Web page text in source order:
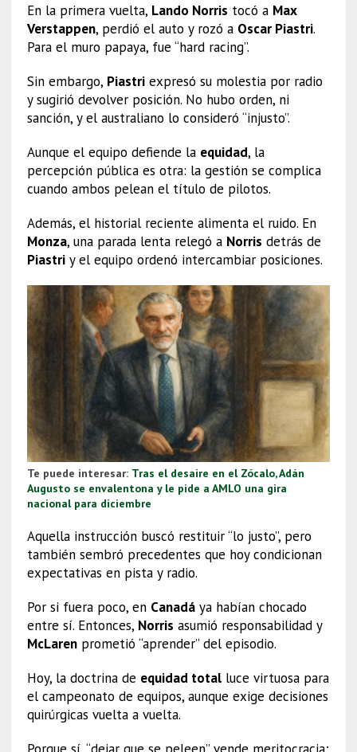
En la primera vuelta, Lando Norris tocó a Max
Verstappen, perdió el auto y rozó a Oscar Piastri.
Para el muro papaya, fue “hard racing”.
Sin embargo, Piastriexpresó su molestia por radio
y sugirió devolver posición. No hubo orden, ni
sanción, y el australiano lo consideró “injusto”.
Aunque el equipo defiende la equidad, la
percepción pública es otra: la gestión se complica
cuando ambos pelean el título de pilotos.
Además, el historial reciente alimenta el ruido. En
Monza, una parada lenta relegó a Norris detrás de
Piastriy el equipo ordenó intercambiar posiciones.
Te puede interesar: Tras el desaire en el Zócalo, Adán
Augusto se envalentona y le pide a AMLO una gira
nacional para diciembre
Aquella instrucción buscó restituir “lo justo”, pero
también sembró precedentes que hoy condicionan
expectativas en pista y radio.
Por si fuera poco, en Canadáya habían chocado
entre sí. Entonces, Norris asumió responsabilidad y
McLarenprometió “aprender” del episodio.
Hoy, la doctrina de equidad totalluce virtuosa para
el campeonato de equipos, aunque exige decisiones
quirúrgicas vuelta a vuelta.